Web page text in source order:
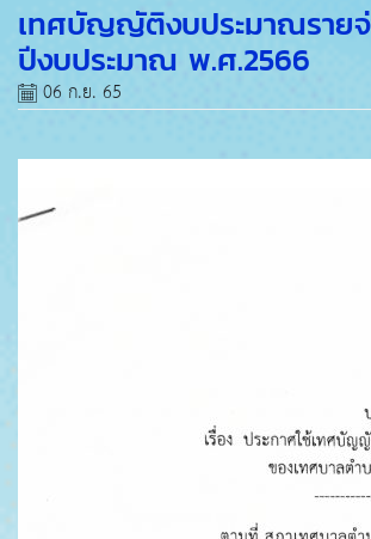
เทศบัญญัติงบประมาณรายจ่
ปีงบประมาณ พ.ศ.2566
06 ก.ย. 65